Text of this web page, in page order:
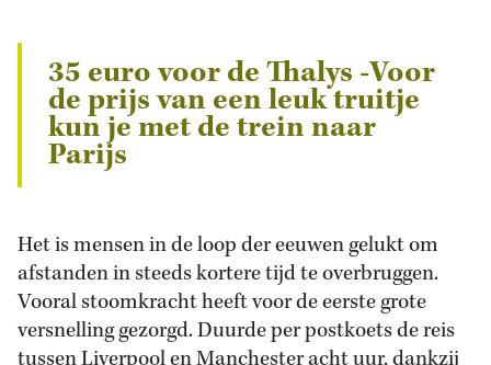
35 euro voor de Thalys -Voor
de prijs van een leuk truitje
kun je met de trein naar
Parijs
Het is mensen in de loop der eeuwen gelukt om
afstanden in steeds kortere tijd te overbruggen.
Vooral stoomkracht heeft voor de eerste grote
versnelling gezorgd. Duurde per postkoets de reis